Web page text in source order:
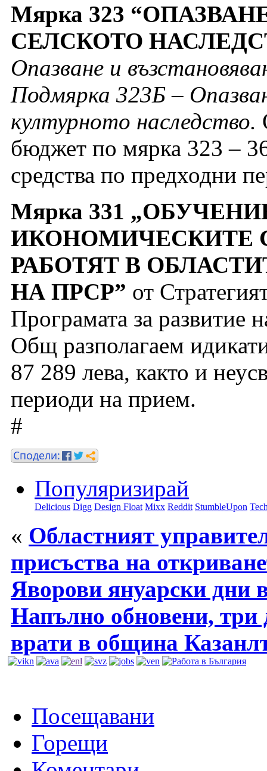
Мярка 323
СЕЛСКОТО
Опазване и
Подмярка 323Б –
културното наследство.
бюджет по мярка 323 –
средства по предходни
Мярка 331
ИКОНОМИЧЕСКИТЕ
РАБОТЯТ В
НА ПРСР” от
Програмата за развитие
Общ разполагаем
87 289 лева, както и
периоди на прием.
#
Популяризирай
Delicious Digg Design Float Mixx Reddit StumbleUpon
« Областният
присъства на
Яворови януарски дни
Напълно обновени, три
врати в община
Посещавани
Горещи